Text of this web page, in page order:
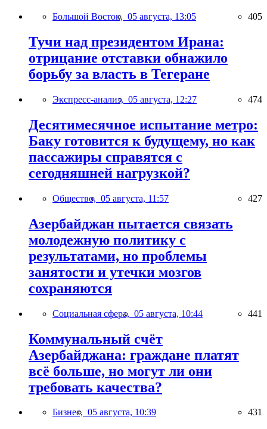
Большой Восток, 05 августа, 13:05 405
Тучи над президентом Ирана:
отрицание отставки обнажило
борьбу за власть в Тегеране
Экспресс-анализ, 05 августа, 12:27 474
Десятимесячное испытание метро:
Баку готовится к будущему, но как
пассажиры справятся с
сегодняшней нагрузкой?
Общество, 05 августа, 11:57 427
Азербайджан пытается связать
молодежную политику с
результатами, но проблемы
занятости и утечки мозгов
сохраняются
Социальная сфера, 05 августа, 10:44 441
Коммунальный счёт
Азербайджана: граждане платят
всё больше, но могут ли они
требовать качества?
Бизнес, 05 августа, 10:39 431